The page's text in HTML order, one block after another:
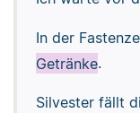
In der
Getränke.
Silvester fällt